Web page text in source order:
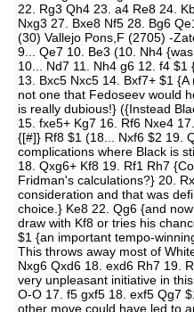
22. Rg3 Qh4 23. a4 Re8 24.
Nxg3 27. Bxe8 Nf5 28. Bg6
(30) Vallejo Pons,F (2705) -
9... Qe7 10. Be3 (10. Nh4
10... Nd7 11. Nh4 g6 12. f4
13. Bxc5 Nxc5 14. Bxf7+ $1
not one that Fedoseev would
is really dubious!} ({Instead
15. fxe5+ Kg7 16. Rf6 Nxe4
{[#]} Rf8 $1 (18... Nxf6 $2 19.
complications where Black is
18. Qxg6+ Kf8 19. Rf1 Rh7
Fridman's calculations?} 20.
consideration and that was
choice.} Ke8 22. Qg6 {and
draw with Kf8 or tries his
$1 {an important tempo-
This throws away most of
Nxg6 Qxd6 18. exd6 Rh7 19.
very unpleasant initiative in
O-O 17. f5 gxf5 18. exf5 Qg7
other move could have led to